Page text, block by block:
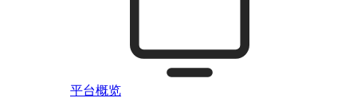
平台概览